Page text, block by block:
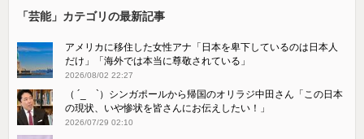
「芸能」カテゴリの最新記事
アメリカに移住した女性アナ「日本を卑下しているのは日本人
だけ」「海外では本当に尊敬されている」
2026/08/02 22:27
（ ´_ゝ`）シンガポールから帰国のオリラジ中田さん「この日本
の現状、いや惨状を皆さんにお伝えしたい！」
2026/07/29 02:10